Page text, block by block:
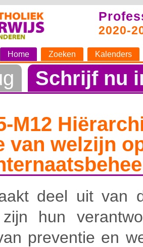
2020-
Home Zoeken Kalenders
Schrijf nu
M12
van welzijn
deel uit van
hun
preventie en